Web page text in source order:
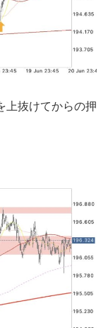
上抜けてからの押